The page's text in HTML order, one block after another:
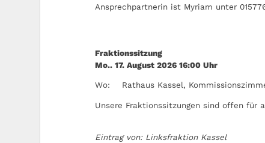
Ansprechpartnerin ist Myriam unter
Fraktionssitzung
Mo.. 17. August 2026 16:00 Uhr
Wo: Rathaus Kassel,
Unsere Fraktionssitzungen sind offen für
Eintrag von: Linksfraktion Kassel